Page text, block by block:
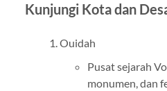
Kunjungi Kota dan
Ouidah
Pusat sejarah
monumen, dan